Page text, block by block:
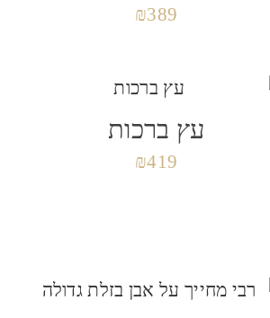
₪389
עץ ברכות
₪419